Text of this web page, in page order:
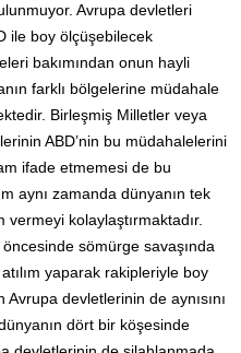
Avrupa devletleri
ile boy ölçüşebilecek
bakımından onun hayli
farklı bölgelerine müdahale
Birleşmiş Milletler veya
ABD’nin bu müdahalelerini
ifade etmemesi de bu
aynı zamanda dünyanın tek
kolaylaştırmaktadır.
sömürge savaşında
yaparak rakipleriyle boy
devletlerinin de aynısını
dört bir köşesinde